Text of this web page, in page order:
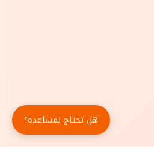
هل تحتاج لمساعدة؟